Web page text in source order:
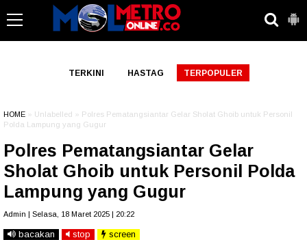
TERKINI HASTAG TERPOPULER
HOME » Unlabelled » Polres Pematangsiantar Gelar Sholat Ghoib untuk Personil
Polda Lampung yang Gugur
Polres Pematangsiantar Gelar
Sholat Ghoib untuk Personil Polda
Lampung yang Gugur
Admin | Selasa, 18 Maret 2025 | 20:22
bacakan stop screen